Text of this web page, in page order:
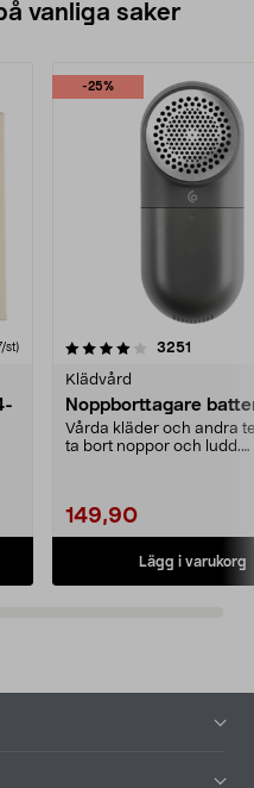
vanliga saker
st)
-25%
3251
Klädvård
Noppborttagare
Vårda kläder och andra
ta bort noppor och ludd.
149,90
Lägg i varukorg
4.5av 5 stjärnor